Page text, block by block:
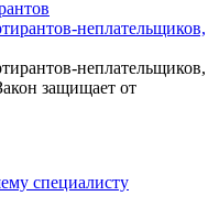
неплательщиков,
неплательщиков,
защищает от
специалисту